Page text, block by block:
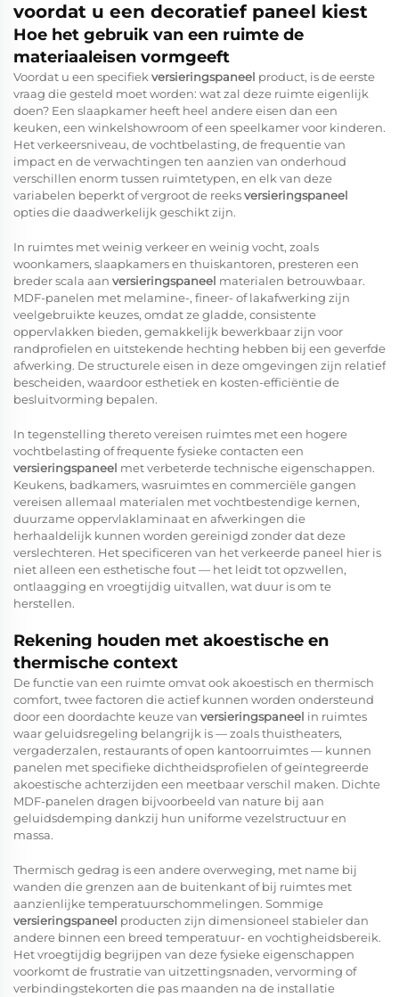
voordat u een decoratief paneel kiest
Hoe het gebruik van een ruimte de
materiaaleisen vormgeeft
Voordat u een specifiek versieringspaneel product, is de eerste
vraag die gesteld moet worden: wat zal deze ruimte eigenlijk
doen? Een slaapkamer heeft heel andere eisen dan een
keuken, een winkelshowroom of een speelkamer voor kinderen.
Het verkeersniveau, de vochtbelasting, de frequentie van
impact en de verwachtingen ten aanzien van onderhoud
verschillen enorm tussen ruimtetypen, en elk van deze
variabelen beperkt of vergroot de reeksversieringspaneel
opties die daadwerkelijk geschikt zijn.
In ruimtes met weinig verkeer en weinig vocht, zoals
woonkamers, slaapkamers en thuiskantoren, presteren een
breder scala aan versieringspaneel materialen betrouwbaar.
MDF-panelen met melamine-, fineer- of lakafwerking zijn
veelgebruikte keuzes, omdat ze gladde, consistente
oppervlakken bieden, gemakkelijk bewerkbaar zijn voor
randprofielen en uitstekende hechting hebben bij een geverfde
afwerking. De structurele eisen in deze omgevingen zijn relatief
bescheiden, waardoor esthetiek en kosten-efficiëntie de
besluitvorming bepalen.
In tegenstelling thereto vereisen ruimtes met een hogere
vochtbelasting of frequente fysieke contacten een
versieringspaneel met verbeterde technische eigenschappen.
Keukens, badkamers, wasruimtes en commerciële gangen
vereisen allemaal materialen met vochtbestendige kernen,
duurzame oppervlaklaminaat en afwerkingen die
herhaaldelijk kunnen worden gereinigd zonder dat deze
verslechteren. Het specificeren van het verkeerde paneel hier is
niet alleen een esthetische fout — het leidt tot opzwellen,
ontlaagging en vroegtijdig uitvallen, wat duur is om te
herstellen.
Rekening houden met akoestische en
thermische context
De functie van een ruimte omvat ook akoestisch en thermisch
comfort, twee factoren die actief kunnen worden ondersteund
door een doordachte keuze van versieringspaneel in ruimtes
waar geluidsregeling belangrijk is — zoals thuistheaters,
vergaderzalen, restaurants of open kantoorruimtes — kunnen
panelen met specifieke dichtheidsprofielen of geïntegreerde
akoestische achterzijden een meetbaar verschil maken. Dichte
MDF-panelen dragen bijvoorbeeld van nature bij aan
geluidsdemping dankzij hun uniforme vezelstructuur en
massa.
Thermisch gedrag is een andere overweging, met name bij
wanden die grenzen aan de buitenkant of bij ruimtes met
aanzienlijke temperatuurschommelingen. Sommige
versieringspaneel producten zijn dimensioneel stabieler dan
andere binnen een breed temperatuur- en vochtigheidsbereik.
Het vroegtijdig begrijpen van deze fysieke eigenschappen
voorkomt de frustratie van uitzettingsnaden, vervorming of
verbindingstekorten die pas maanden na de installatie